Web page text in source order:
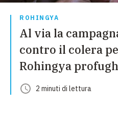
ROHINGYA
Al via la
contro il colera
Rohingya
2 minuti di lettura